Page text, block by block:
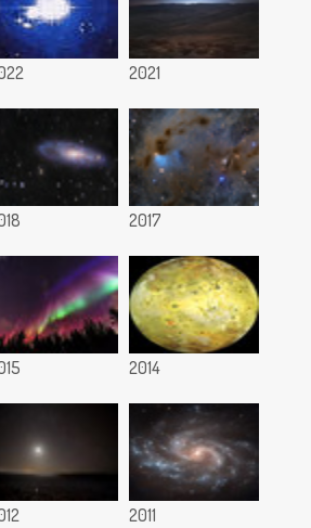
2021
2017
2014
2011